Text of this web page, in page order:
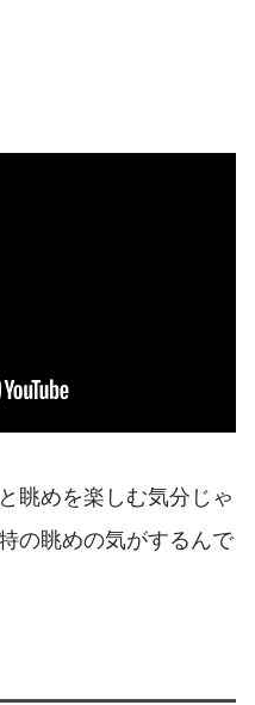
眺めを楽しむ気分じゃ
の眺めの気がするんで